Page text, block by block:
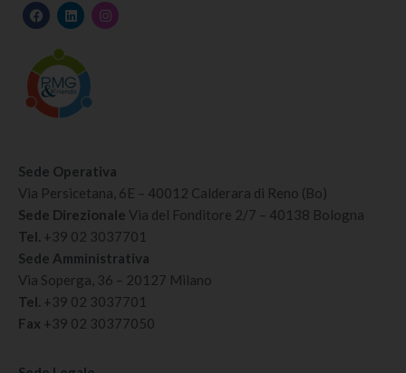
Sede Operativa
Via Persicetana, 6E – 40012 Calderara di Reno (Bo)
Sede Direzionale Via del Fonditore 2/7 – 40138 Bologna
Tel. +39 02 3037701
Sede Amministrativa
Via Soperga, 36 – 20127 Milano
Tel. +39 02 3037701
Fax +39 02 30377050